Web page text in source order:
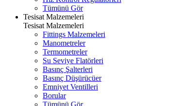
Tümünü Gör
Tesisat Malzemeleri
Tesisat Malzemeleri
Fittings Malzemeleri
Manometreler
Termometreler
Su Seviye Flatörleri
Basınç Şalterleri
Basınç Düşürücüer
Emniyet Ventilleri
Borular
Tümünü Gör